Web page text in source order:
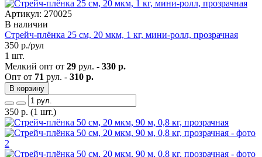
Артикул: 270025
В наличии
Стрейч-плёнка 25 см, 20 мкм, 1 кг, мини-ролл, прозрачная
350 р./рул
1 шт.
Мелкий опт от 29 рул. - 330 р.
Опт от 71 рул. - 310 р.
В корзину
350 р. (1 шт.)